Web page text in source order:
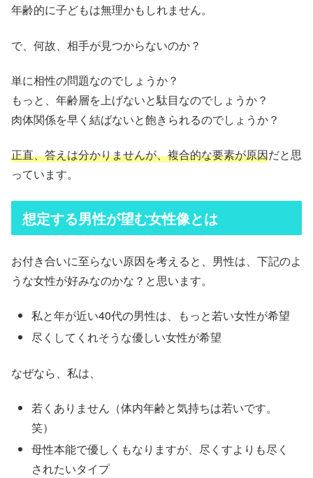
年齢的に子どもは無理かもしれません。
で、何故、相手が見つからないのか？
単に相性の問題なのでしょうか？
もっと、年齢層を上げないと駄目なのでしょうか？
肉体関係を早く結ばないと飽きられるのでしょうか？
正直、答えは分かりませんが、複合的な要素が原因だと思
っています。
想定する男性が望む女性像とは
お付き合いに至らない原因を考えると、男性は、下記のよ
うな女性が好みなのかな？と思います。
私と年が近い40代の男性は、もっと若い女性が希望
尽くしてくれそうな優しい女性が希望
なぜなら、私は、
若くありません（体内年齢と気持ちは若いです。
笑）
母性本能で優しくもなりますが、尽くすよりも尽く
されたいタイプ